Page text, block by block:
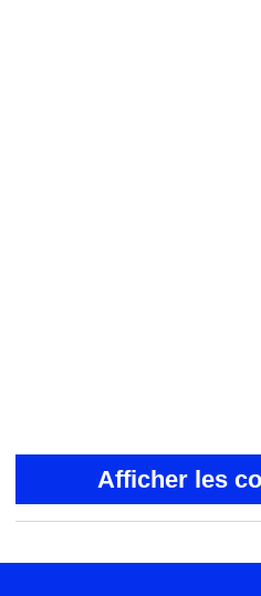
Afficher les